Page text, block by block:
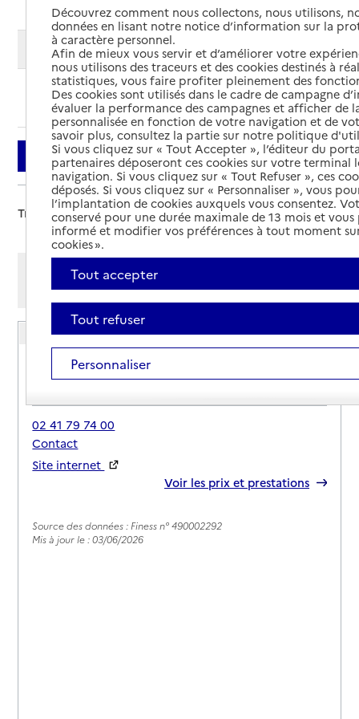
Modifier ma recherche
Ajouter cette recherche aux favoris
Filtrer
Trier par :
Afficher les résultats par:
Mode liste
Mode carte
EHPAD Les cordelières
Adresse
Avenue de la Boire Salée
49130-Les Ponts-de-Cé
02 41 79 74 00
Contact
Site internet
Voir les prix et prestations
Source des données : Finess n° 490002292
Mis à jour le : 03/06/2026
Découvrez comment nous collectons, nous utilisons,
données en lisant notre notice d’information sur la
à caractère personnel.
Afin de mieux vous servir et d’améliorer votre
nous utilisons des traceurs et des cookies destinés à
statistiques, vous faire profiter pleinement des
Des cookies sont utilisés dans le cadre de campagne
évaluer la performance des campagnes et afficher de
personnalisée en fonction de votre navigation et de
savoir plus, consultez la partie sur notre politique
Si vous cliquez sur « Tout Accepter », l’éditeur du
partenaires déposeront ces cookies sur votre terminal
navigation. Si vous cliquez sur « Tout Refuser », ces
déposés. Si vous cliquez sur « Personnaliser », vous
l’implantation de cookies auxquels vous consentez.
conservé pour une durée maximale de 13 mois et
informé et modifier vos préférences à tout moment
cookies ».
Tout accepter
Tout refuser
Personnaliser